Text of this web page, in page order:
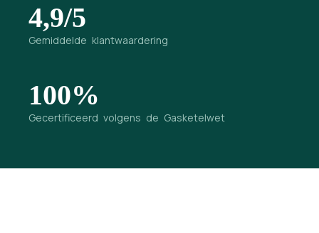
4,9/5
Gemiddelde klantwaardering
100%
Gecertificeerd volgens de Gasketelwet